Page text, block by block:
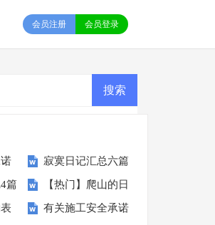
会员登录
会员注册
寂寞日记汇总六篇
篇 【热门】爬山的日
记3篇
有关施工安全承诺